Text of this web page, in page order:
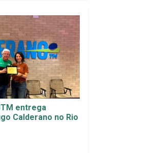
entrega
Calderano no Rio